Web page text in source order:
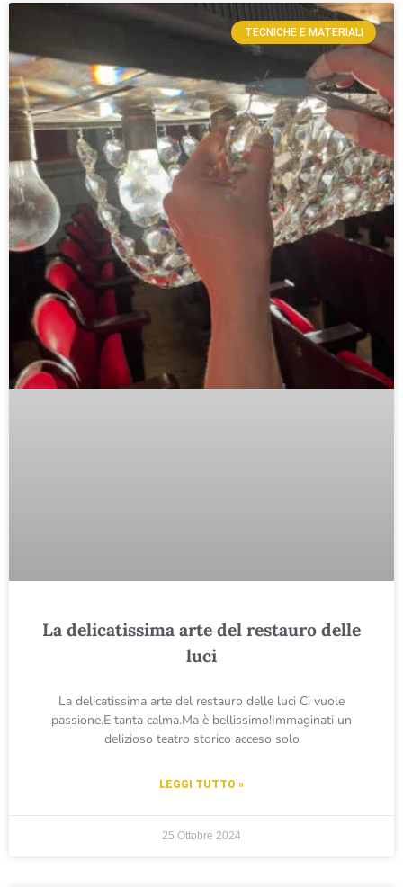
TECNICHE E MATERIALI
La delicatissima arte del restauro delle
luci
La delicatissima arte del restauro delle luci Ci vuole
passione.E tanta calma.Ma è bellissimo!Immaginati un
delizioso teatro storico acceso solo
LEGGI TUTTO »
25 Ottobre 2024